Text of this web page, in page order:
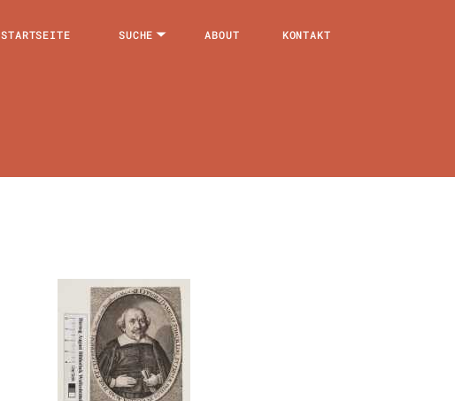
STARTSEITE SUCHE ABOUT KONTAKT